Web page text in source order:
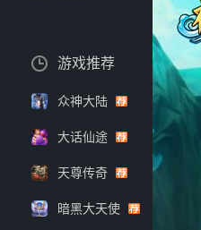
游戏推荐
众神大陆
大话仙途
天尊传奇
暗黑大天使